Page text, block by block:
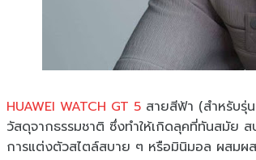
HUAWEI WATCH GT 5 สายสีฟ้า (สำหรับรุ่
วัสดุจากธรรมชาติ ซึ่งทำให้เกิดลุคที่ทันสมัย
การแต่งตัวสไตล์สบาย ๆ หรือมินิมอล ผสม